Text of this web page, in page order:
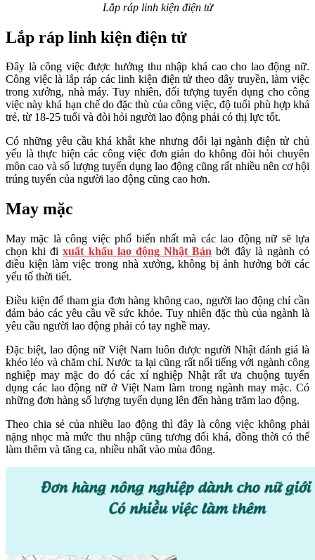
Lắp ráp linh kiện điện tử
Lắp ráp linh kiện điện tử
Đây là công việc được hưởng thu nhập khá cao cho lao động nữ.
Công việc là lắp ráp các linh kiện điện tử theo dây truyền, làm việc
trong xưởng, nhà máy. Tuy nhiên, đối tượng tuyển dụng cho công
việc này khá hạn chế do đặc thù của công việc, độ tuổi phù hợp khá
trẻ, từ 18-25 tuổi và đòi hỏi người lao động phải có thị lực tốt.
Có những yêu cầu khá khắt khe nhưng đổi lại ngành điện tử chủ
yếu là thực hiện các công việc đơn giản do không đòi hỏi chuyên
môn cao và số lượng tuyển dụng lao động cũng rất nhiều nên cơ hội
trúng tuyển của người lao động cũng cao hơn.
May mặc
May mặc là công việc phổ biến nhất mà các lao động nữ sẽ lựa
chọn khi đixuất khẩu lao động Nhật Bản bởi đây là ngành có
điều kiện làm việc trong nhà xưởng, không bị ảnh hưởng bởi các
yếu tố thời tiết.
Điều kiện để tham gia đơn hàng không cao, người lao động chỉ cần
đảm bảo các yêu cầu về sức khỏe. Tuy nhiên đặc thù của ngành là
yêu cầu người lao động phải có tay nghề may.
Đặc biệt, lao động nữ Việt Nam luôn được người Nhật đánh giá là
khéo léo và chăm chỉ. Nước ta lại cũng rất nổi tiếng với ngành công
nghiệp may mặc do đó các xí nghiệp Nhật rất ưa chuộng tuyển
dụng các lao động nữ ở Việt Nam làm trong ngành may mặc. Có
những đơn hàng số lượng tuyển dụng lên đến hàng trăm lao động.
Theo chia sẻ của nhiều lao động thì đây là công việc không phải
nặng nhọc mà mức thu nhập cũng tương đối khá, đồng thời có thể
làm thêm và tăng ca, nhiều nhất vào mùa đông.